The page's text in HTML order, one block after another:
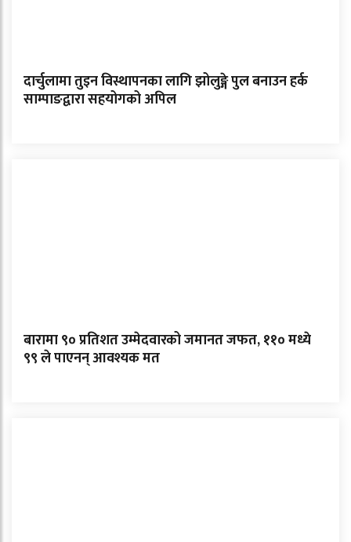
दार्चुलामा तुइन विस्थापनका लागि झोलुङ्गे पुल बनाउन हर्क
साम्पाङद्वारा सहयोगको अपिल
बारामा ९० प्रतिशत उम्मेदवारको जमानत जफत, ११० मध्ये
९९ ले पाएनन् आवश्यक मत